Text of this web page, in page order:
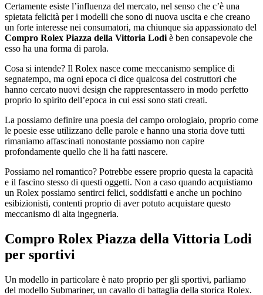
Certamente esiste l’influenza del mercato, nel senso che c’è una
spietata felicità per i modelli che sono di nuova uscita e che creano
un forte interesse nei consumatori, ma chiunque sia appassionato del
Compro Rolex Piazza della Vittoria Lodi è ben consapevole che
esso ha una forma di parola.
Cosa si intende? Il Rolex nasce come meccanismo semplice di
segnatempo, ma ogni epoca ci dice qualcosa dei costruttori che
hanno cercato nuovi design che rappresentassero in modo perfetto
proprio lo spirito dell’epoca in cui essi sono stati creati.
La possiamo definire una poesia del campo orologiaio, proprio come
le poesie esse utilizzano delle parole e hanno una storia dove tutti
rimaniamo affascinati nonostante possiamo non capire
profondamente quello che li ha fatti nascere.
Possiamo nel romantico? Potrebbe essere proprio questa la capacità
e il fascino stesso di questi oggetti. Non a caso quando acquistiamo
un Rolex possiamo sentirci felici, soddisfatti e anche un pochino
esibizionisti, contenti proprio di aver potuto acquistare questo
meccanismo di alta ingegneria.
Compro Rolex Piazza della Vittoria Lodi
per sportivi
Un modello in particolare è nato proprio per gli sportivi, parliamo
del modello Submariner, un cavallo di battaglia della storica Rolex.